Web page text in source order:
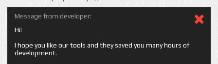
Message from developer:
Hi!
I hope you like our tools and they saved you many hours of
development.